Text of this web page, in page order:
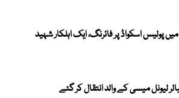
پولیس اسکواڈ پر فائرنگ، ایک اہلکار شہید
لیونل میسی کے والد انتقال کر گئے